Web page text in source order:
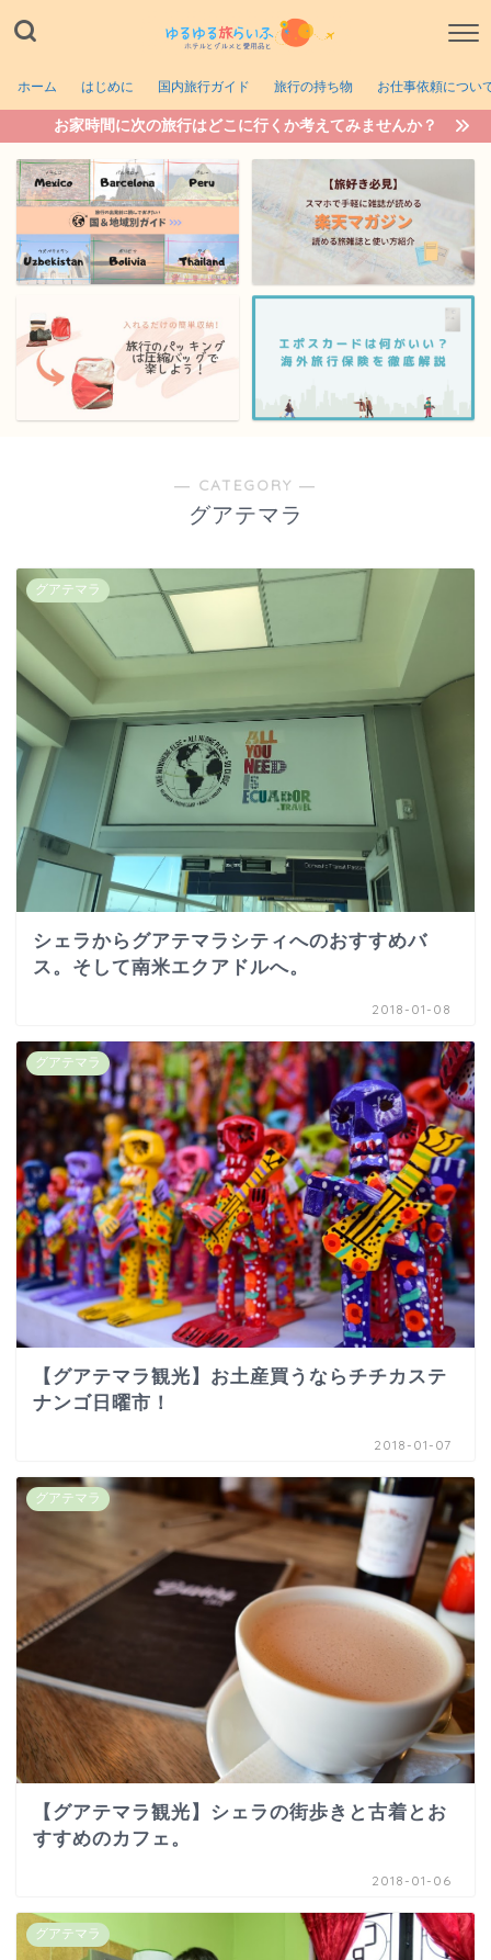
ホーム はじめに 国内旅行ガイド 旅行の持ち物 お仕事依頼につい
お家時間に次の旅行はどこに行くか考えてみませんか？
― CATEGORY ―
グアテマラ
グアテマラ
シェラからグアテマラシティへのおすすめバ
ス。そして南米エクアドルへ。
2018-01-08
グアテマラ
【グアテマラ観光】お土産買うならチチカステ
ナンゴ日曜市！
2018-01-07
グアテマラ
【グアテマラ観光】シェラの街歩きと古着とお
すすめのカフェ。
2018-01-06
グアテマラ